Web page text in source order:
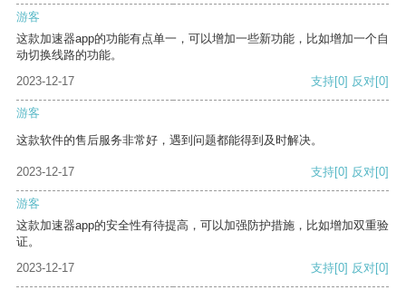
游客
这款加速器app的功能有点单一，可以增加一些新功能，比如增加一个自
动切换线路的功能。
2023-12-17
支持[0] 反对[0]
游客
这款软件的售后服务非常好，遇到问题都能得到及时解决。
2023-12-17 支持[0] 反对[0]
游客
这款加速器app的安全性有待提高，可以加强防护措施，比如增加双重验
证。
2023-12-17
支持[0] 反对[0]